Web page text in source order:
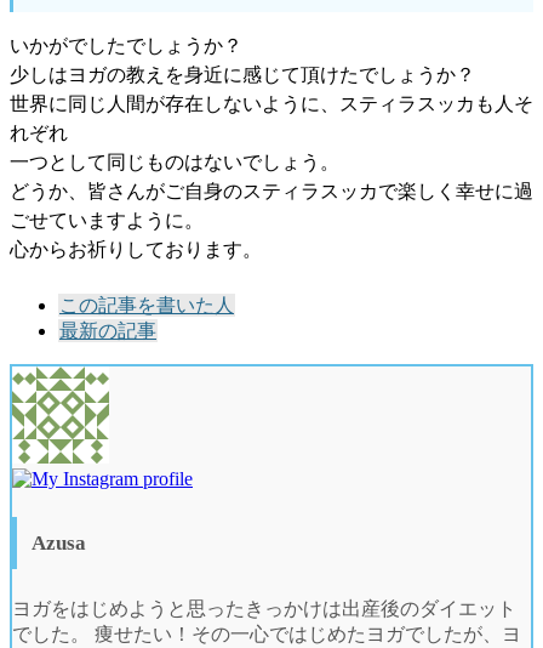
いかがでしたでしょうか？
少しはヨガの教えを身近に感じて頂けたでしょうか？
世界に同じ人間が存在しないように、スティラスッカも人そ
れぞれ
一つとして同じものはないでしょう。
どうか、皆さんがご自身のスティラスッカで楽しく幸せに過
ごせていますように。
心からお祈りしております。
following
tabs
change
content
below.
この記事を書いた人
最新の記事
Azusa
ヨガをはじめようと思ったきっかけは出産後のダイエット
でした。 痩せたい！その一心ではじめたヨガでしたが、ヨ